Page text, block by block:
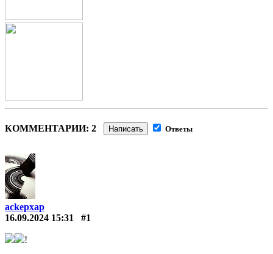
КОММЕНТАРИИ: 2 Написать Ответы
ackepxap
16.09.2024 15:31
#1
!